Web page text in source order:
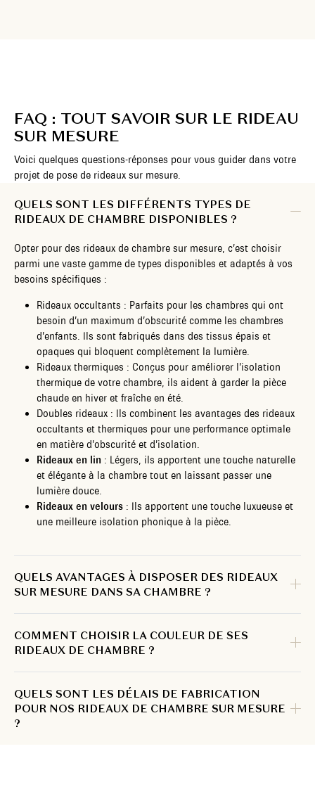
FAQ : TOUT SAVOIR SUR LE RIDEAU
SUR MESURE
Voici quelques questions-réponses pour vous guider dans votre
projet de pose de rideaux sur mesure.
QUELS SONT LES DIFFÉRENTS TYPES DE
RIDEAUX DE CHAMBRE DISPONIBLES ?
Opter pour des rideaux de chambre sur mesure, c’est choisir
parmi une vaste gamme de types disponibles et adaptés à vos
besoins spécifiques :
Rideaux occultants : Parfaits pour les chambres qui ont
besoin d’un maximum d’obscurité comme les chambres
d’enfants. Ils sont fabriqués dans des tissus épais et
opaques qui bloquent complètement la lumière.
Rideaux thermiques : Conçus pour améliorer l’isolation
thermique de votre chambre, ils aident à garder la pièce
chaude en hiver et fraîche en été.
Doubles rideaux : Ils combinent les avantages des rideaux
occultants et thermiques pour une performance optimale
en matière d’obscurité et d’isolation.
Rideaux en lin : Légers, ils apportent une touche naturelle
et élégante à la chambre tout en laissant passer une
lumière douce.
Rideaux en velours : Ils apportent une touche luxueuse et
une meilleure isolation phonique à la pièce.
QUELS AVANTAGES À DISPOSER DES RIDEAUX
SUR MESURE DANS SA CHAMBRE ?
COMMENT CHOISIR LA COULEUR DE SES
RIDEAUX DE CHAMBRE ?
QUELS SONT LES DÉLAIS DE FABRICATION
POUR NOS RIDEAUX DE CHAMBRE SUR MESURE
?